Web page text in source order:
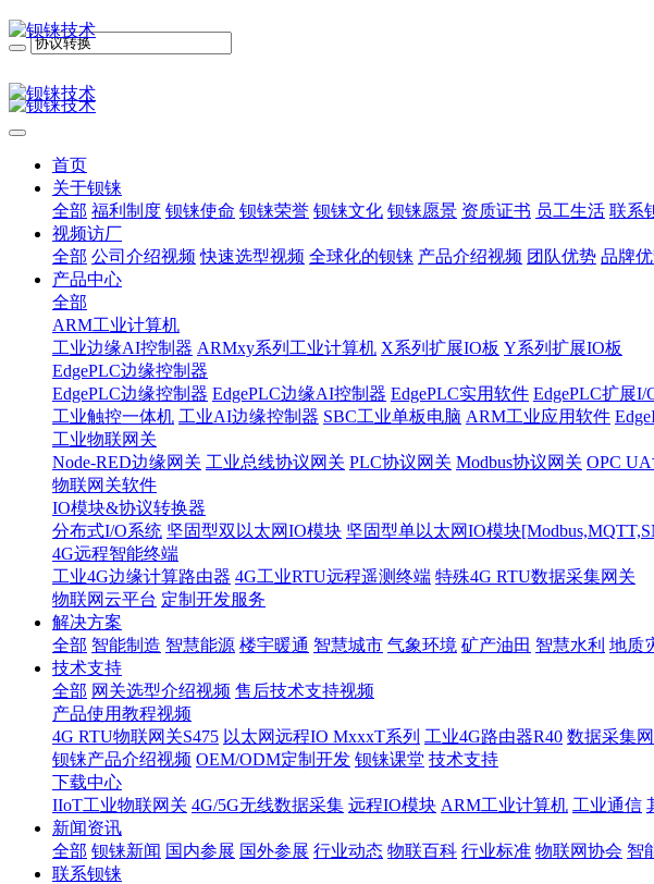
首页
关于钡铼
全部 福利制度 钡铼使命 钡铼荣誉 钡铼文化 钡铼愿景 资质证书 员工生活 联系
视频访厂
全部 公司介绍视频 快速选型视频 全球化的钡铼 产品介绍视频 团队优势 品牌
产品中心
全部
ARM工业计算机
工业边缘AI控制器 ARMxy系列工业计算机 X系列扩展IO板 Y系列扩展IO板
EdgePLC边缘控制器
EdgePLC边缘控制器 EdgePLC边缘AI控制器 EdgePLC实用软件 EdgePLC扩展I/
工业触控一体机 工业AI边缘控制器 SBC工业单板电脑 ARM工业应用软件
工业物联网关
Node-RED边缘网关 工业总线协议网关 PLC协议网关 Modbus协议网关 OPC
物联网关软件
IO模块&协议转换器
分布式I/O系统 坚固型双以太网IO模块 坚固型单以太网IO模块
4G远程智能终端
工业4G边缘计算路由器 4G工业RTU远程遥测终端 特殊4G RTU数据采集网关
物联网云平台 定制开发服务
解决方案
全部 智能制造 智慧能源 楼宇暖通 智慧城市 气象环境 矿产油田 智慧水利 地质
技术支持
全部 网关选型介绍视频 售后技术支持视频
产品使用教程视频
4G RTU物联网关S475 以太网远程IO MxxxT系列 工业4G路由器R40 数据采集
钡铼产品介绍视频 OEM/ODM定制开发 钡铼课堂 技术支持
下载中心
IIoT工业物联网关 4G/5G无线数据采集 远程IO模块 ARM工业计算机 工业通信
新闻资讯
全部 钡铼新闻 国内参展 国外参展 行业动态 物联百科 行业标准 物联网协会 智
联系钡铼